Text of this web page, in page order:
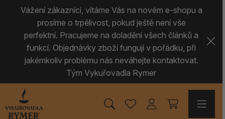
Vážení zákazníci, vítáme Vás na novém e-shopu a
prosíme o trpělivost, pokud ještě není vše
perfektní. Pracujeme na doladění všech článků a
funkcí. Objednávky zboží fungují v pořádku, při
jakémkoliv problému nás neváhejte kontaktovat.
Tým Vykuřovadla Rymer